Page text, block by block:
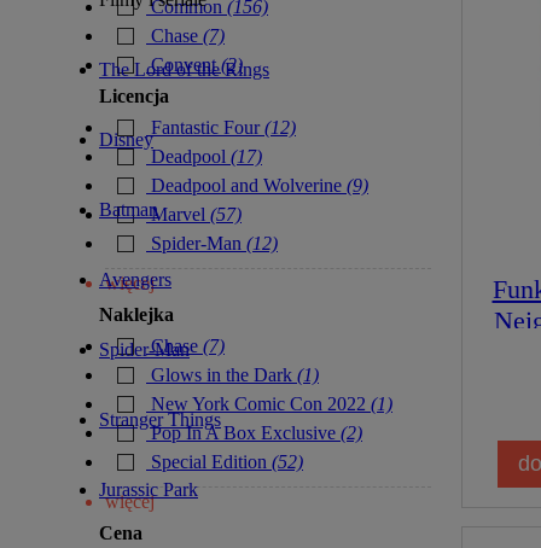
The Lord of the Rings
Disney
Batman
Avengers
Spider-Man
Stranger Things
Jurassic Park
Common (156)
Chase (7)
Convent (2)
Licencja
Fantastic Four (12)
Deadpool (17)
Deadpool and Wolverine (9)
Marvel (57)
Spider-Man (12)
więcej
Naklejka
Chase (7)
Glows in the Dark (1)
New York Comic Con 2022 (1)
Pop In A Box Exclusive (2)
Special Edition (52)
więcej
Cena